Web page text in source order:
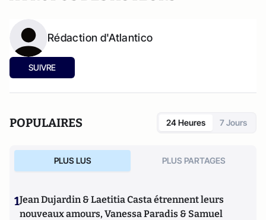
Rédaction d'Atlantico
SUIVRE
POPULAIRES 24 Heures 7 Jours
PLUS LUS PLUS PARTAGES
1Jean Dujardin & Laetitia Casta étrennent leurs
nouveaux amours, Vanessa Paradis & Samuel